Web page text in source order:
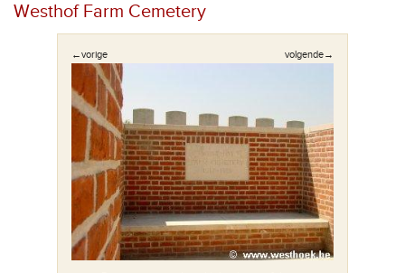
Westhof Farm Cemetery
←vorige volgende→